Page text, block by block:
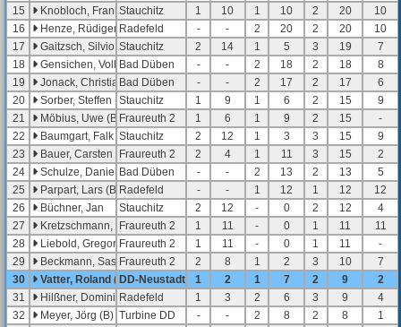
15
Knobloch, Frank (A)Stauchitz 1 10 1 10 2 20
10
16
Henze, Rüdiger (B)Radefeld - - 2 20 2 20
10
17
Gaitzsch, Silvio Stauchitz 2 14 1 5 3 19
7
18
Gensichen, Volker (C)Bad Düben - - 2 18 2 18
8
19
Jonack, ChristianBad Düben - - 2 17 2 17
6
20
Sorber, Steffen (A)Stauchitz 1 9 1 6 2 15
9
21
Möbius, Uwe (B)Fraureuth 2 1 6 1 9 2 15
-
22
Baumgart, Falk Stauchitz 2 12 1 3 3 15
9
23
Bauer, Carsten Fraureuth 2 2 4 1 11 3 15
2
24
Schulze, Daniel Bad Düben - - 2 13 2 13
5
25
Parpart, Lars (B) Radefeld - - 1 12 1 12
12
26
Büchner, Jan Stauchitz 2 12 - 0 2 12
4
27
Kretzschmann, KaiFraureuth 2 1 11 - 0 1 11
11
28
Liebold, Gregor (U18)Fraureuth 2 1 11 - 0 1 11
-
29
Beckmann, SaschaFraureuth 2 2 8 1 2 3 10
7
30
Vatter, Roland (B)DD-Neustadt 1 2 1 7 2 9
2
31
Hilßner, DominicRadefeld 1 3 2 6 3 9
4
32
Meyer, Jörg (B) Turbine DD - - 2 8 2 8 1